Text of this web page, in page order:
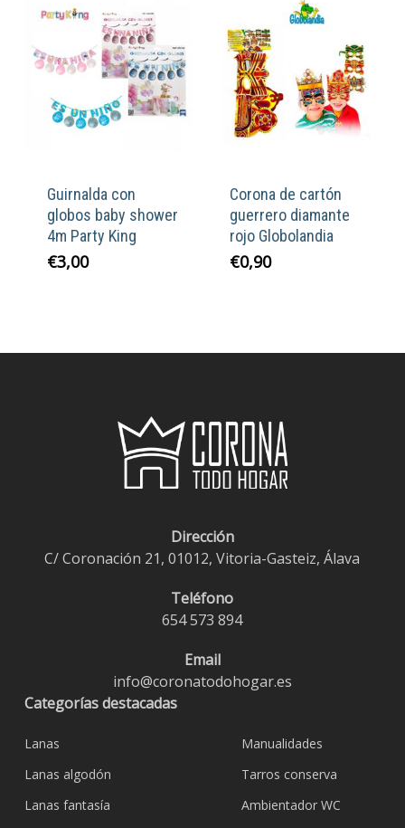
€1,00
hasta
€9,50
Guirnalda con
globos baby shower
4m Party King
€3,00
Corona de cartón
guerrero diamante
rojo Globolandia
€0,90
Dirección
C/ Coronación 21, 01012, Vitoria-Gasteiz, Álava
Teléfono
654 573 894
Email
info@coronatodohogar.es
Categorías destacadas
Lanas
Lanas algodón
Lanas fantasía
Manualidades
Tarros conserva
Ambientador WC